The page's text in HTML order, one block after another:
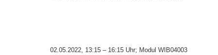
02.05.2022, 13:15 – 16:15 Uhr; Modul WIB04003